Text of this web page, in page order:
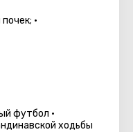
•
футбол •
ходьбы